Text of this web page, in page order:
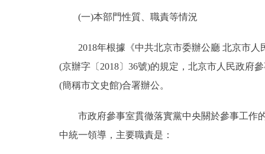
(一)本部門性質、職責等情況
2018年根據《中共北京市委辦公廳 北京市人
(京辦字〔2018〕36號)的規定，北京市人民政府
(簡稱市文史館)合署辦公。
市政府參事室貫徹落實黨中央關於參事工作的
中統一領導，主要職責是：